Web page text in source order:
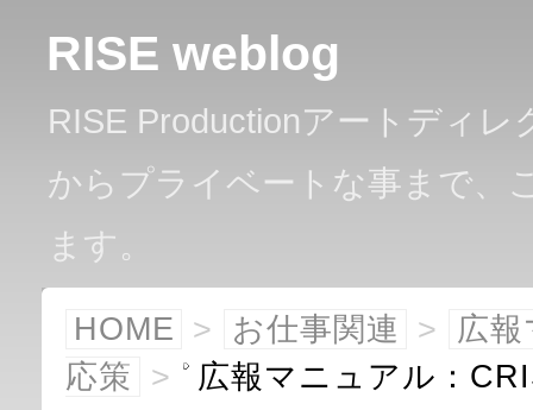
RISE weblog
RISE Productionアートディ
からプライベートな事まで、
ます。
HOME > お仕事関連 >
広
応策
> 広報マニュアル：